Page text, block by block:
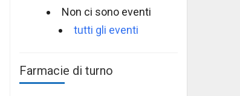
Non ci sono eventi
tutti gli eventi
Farmacie di turno